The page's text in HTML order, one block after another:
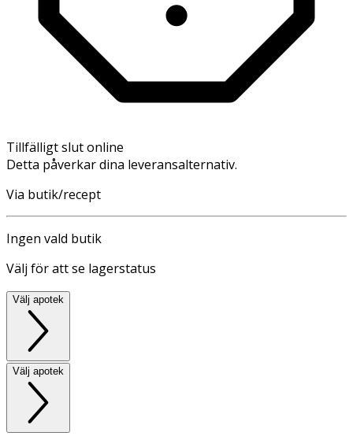
Tillfälligt slut online
Detta påverkar dina leveransalternativ.
Via butik/recept
Ingen vald butik
Välj för att se lagerstatus
Välj apotek
Välj apotek